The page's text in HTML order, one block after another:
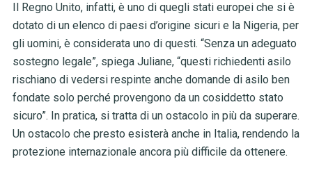
Il Regno Unito, infatti, è uno di quegli stati europei che si è
dotato di un elenco di paesi d’origine sicuri e la Nigeria, per
gli uomini, è considerata uno di questi. “Senza un adeguato
sostegno legale”, spiega Juliane, “questi richiedenti asilo
rischiano di vedersi respinte anche domande di asilo ben
fondate solo perché provengono da un cosiddetto stato
sicuro”. In pratica, si tratta di un ostacolo in più da superare.
Un ostacolo che presto esisterà anche in Italia, rendendo la
protezione internazionale ancora più difficile da ottenere.